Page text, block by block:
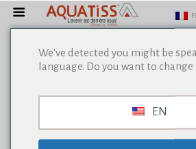
We've detected you might be
language. Do you want to change
EN